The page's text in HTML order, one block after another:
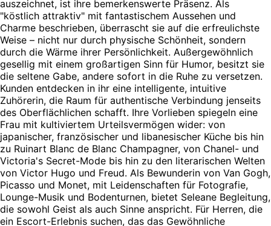
auszeichnet, ist ihre bemerkenswerte Präsenz. Als
"köstlich attraktiv" mit fantastischem Aussehen und
Charme beschrieben, überrascht sie auf die erfreulichste
Weise – nicht nur durch physische Schönheit, sondern
durch die Wärme ihrer Persönlichkeit. Außergewöhnlich
gesellig mit einem großartigen Sinn für Humor, besitzt sie
die seltene Gabe, andere sofort in die Ruhe zu versetzen.
Kunden entdecken in ihr eine intelligente, intuitive
Zuhörerin, die Raum für authentische Verbindung jenseits
des Oberflächlichen schafft. Ihre Vorlieben spiegeln eine
Frau mit kultiviertem Urteilsvermögen wider: von
japanischer, französischer und libanesischer Küche bis hin
zu Ruinart Blanc de Blanc Champagner, von Chanel- und
Victoria's Secret-Mode bis hin zu den literarischen Welten
von Victor Hugo und Freud. Als Bewunderin von Van Gogh,
Picasso und Monet, mit Leidenschaften für Fotografie,
Lounge-Musik und Bodenturnen, bietet Seleane Begleitung,
die sowohl Geist als auch Sinne anspricht. Für Herren, die
ein Escort-Erlebnis suchen, das das Gewöhnliche